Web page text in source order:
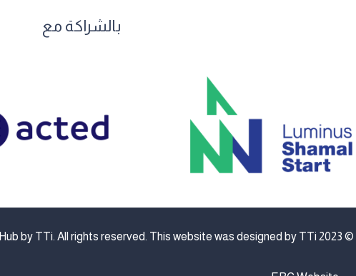
بالشراكة مع
© 2023 Jordanian Social Entrepreneurship Finance Hub by
TTi. All rights reserved. This website was designed by TTi